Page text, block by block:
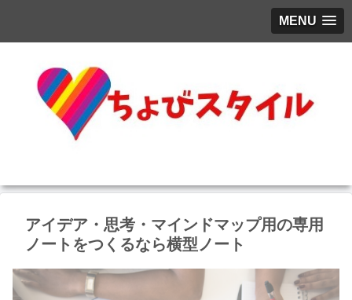
MENU
アイデア・思考・マインドマップ用の専用
ノートをつくるなら横型ノート